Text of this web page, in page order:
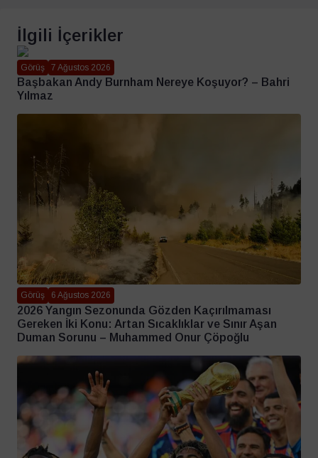
İlgili İçerikler
Görüş 7 Ağustos 2026
Başbakan Andy Burnham Nereye Koşuyor? – Bahri
Yılmaz
Görüş 6 Ağustos 2026
2026 Yangın Sezonunda Gözden Kaçırılmaması
Gereken İki Konu: Artan Sıcaklıklar ve Sınır Aşan
Duman Sorunu – Muhammed Onur Çöpoğlu